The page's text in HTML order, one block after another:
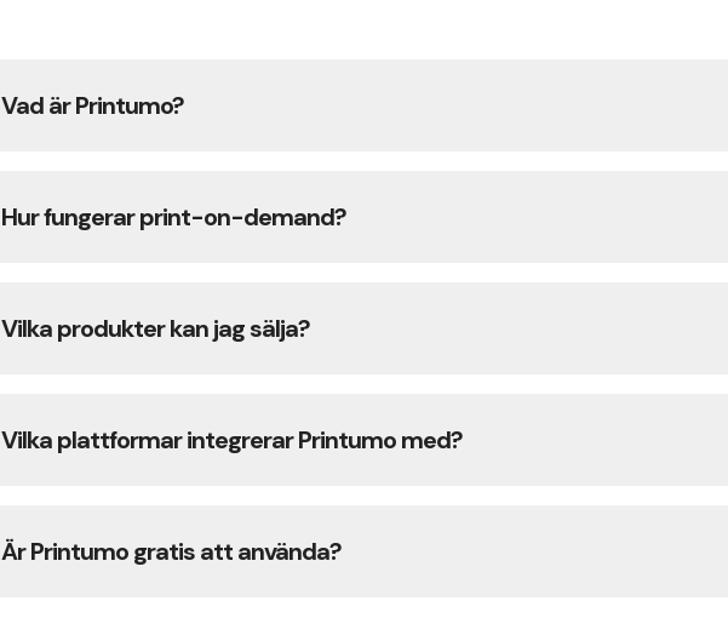
Vad är Printumo?
verk som högkvalitativa tryck, canvas, affischer och mer — utan att hålla
tryck, förpackning och frakt direkt till dina kunder.
Hur fungerar print-on-demand?
beställer, trycker vi på beställning och skickar direkt. Du behöver aldrig
Vilka produkter kan jag sälja?
med arkivkvalitetsbläck och premiummaterial för gallerivärdiga resultat.
Vilka plattformar integrerar Printumo med?
också använda vårt API för anpassade integrationer.
Är Printumo gratis att använda?